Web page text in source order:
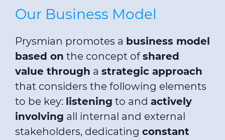
Our Business Model
Prysmian promotes a business model
based on the concept ofshared
value through a strategic approach
that considers the following elements
to be key: listening to and actively
involving all internal and external
stakeholders, dedicating constant